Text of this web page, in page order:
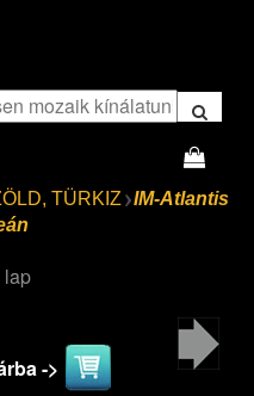
TÜRKIZ
IM-Atlantis
lap
->